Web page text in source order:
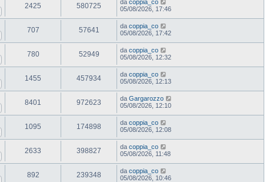
2425 580725 da coppia_co
05/08/2026, 17:46
707 57641 da coppia_co
05/08/2026, 17:42
780 52949 da coppia_co
05/08/2026, 12:32
1455 457934 da coppia_co
05/08/2026, 12:13
8401 972623 da Gargarozzo
05/08/2026, 12:10
1095 174898 da coppia_co
05/08/2026, 12:08
2633 398827 da coppia_co
05/08/2026, 11:48
892 239348 da coppia_co
05/08/2026, 10:46